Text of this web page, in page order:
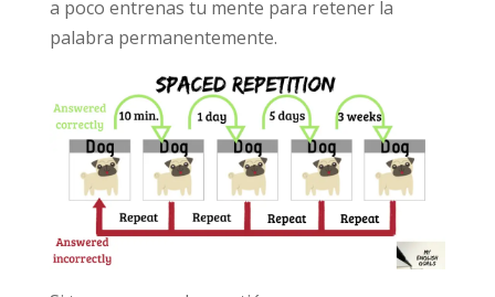
a poco entrenas tu mente para retener la
palabra permanentemente.